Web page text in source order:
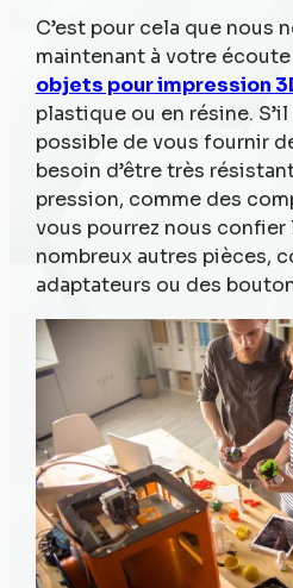
C’est pour cela que nous
maintenant à votre
objets pour impression
plastique ou en résine.
possible de vous fournir
besoin d’être très
pression, comme des
vous pourrez nous
nombreux autres pièces,
adaptateurs ou des